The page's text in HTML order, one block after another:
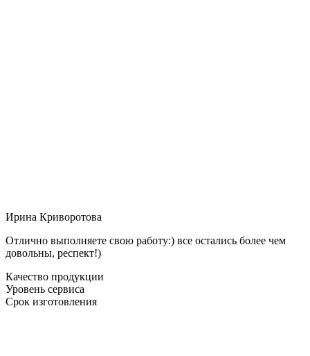
Ирина Криворотова
Отлично выполняете свою работу:) все остались более чем
довольны, респект!)
Качество продукции
Уровень сервиса
Срок изготовления